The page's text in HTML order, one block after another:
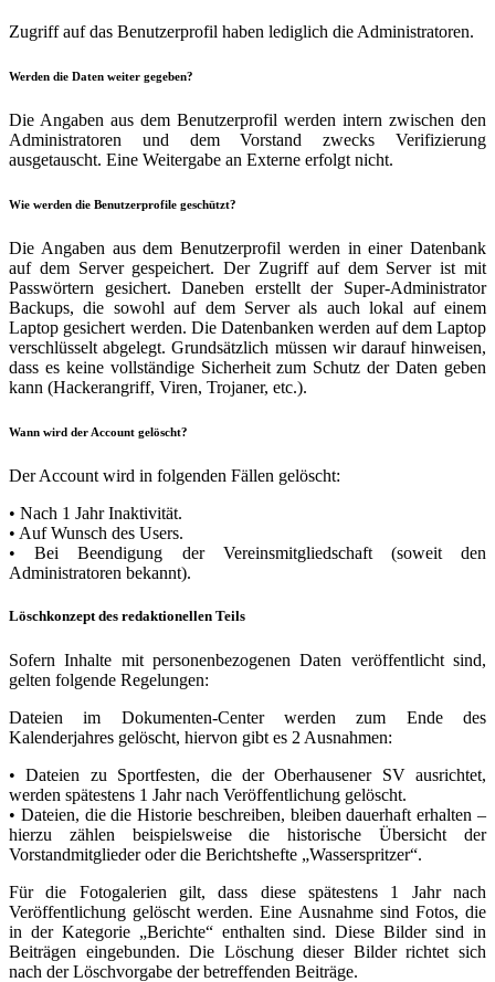
Zugriff auf das Benutzerprofil haben lediglich die Administratoren.
Werden die Daten weiter gegeben?
Die Angaben aus dem Benutzerprofil werden intern zwischen den
Administratoren und dem Vorstand zwecks Verifizierung
ausgetauscht. Eine Weitergabe an Externe erfolgt nicht.
Wie werden die Benutzerprofile geschützt?
Die Angaben aus dem Benutzerprofil werden in einer Datenbank
auf dem Server gespeichert. Der Zugriff auf dem Server ist mit
Passwörtern gesichert. Daneben erstellt der Super-Administrator
Backups, die sowohl auf dem Server als auch lokal auf einem
Laptop gesichert werden. Die Datenbanken werden auf dem Laptop
verschlüsselt abgelegt. Grundsätzlich müssen wir darauf hinweisen,
dass es keine vollständige Sicherheit zum Schutz der Daten geben
kann (Hackerangriff, Viren, Trojaner, etc.).
Wann wird der Account gelöscht?
Der Account wird in folgenden Fällen gelöscht:
• Nach 1 Jahr Inaktivität.
• Auf Wunsch des Users.
• Bei Beendigung der Vereinsmitgliedschaft (soweit den
Administratoren bekannt).
Löschkonzept des redaktionellen Teils
Sofern Inhalte mit personenbezogenen Daten veröffentlicht sind,
gelten folgende Regelungen:
Dateien im Dokumenten-Center werden zum Ende des
Kalenderjahres gelöscht, hiervon gibt es 2 Ausnahmen:
• Dateien zu Sportfesten, die der Oberhausener SV ausrichtet,
werden spätestens 1 Jahr nach Veröffentlichung gelöscht.
• Dateien, die die Historie beschreiben, bleiben dauerhaft erhalten –
hierzu zählen beispielsweise die historische Übersicht der
Vorstandmitglieder oder die Berichtshefte „Wasserspritzer“.
Für die Fotogalerien gilt, dass diese spätestens 1 Jahr nach
Veröffentlichung gelöscht werden. Eine Ausnahme sind Fotos, die
in der Kategorie „Berichte“ enthalten sind. Diese Bilder sind in
Beiträgen eingebunden. Die Löschung dieser Bilder richtet sich
nach der Löschvorgabe der betreffenden Beiträge.